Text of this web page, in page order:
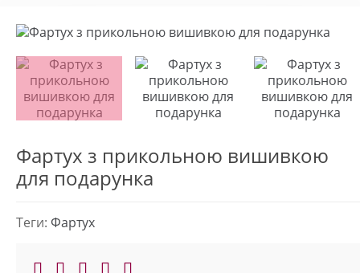
Фартух з прикольною вишивкою
для подарунка
Теги: Фартух